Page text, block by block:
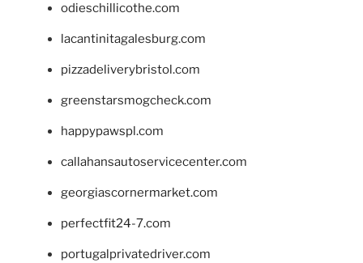
odieschillicothe.com
lacantinitagalesburg.com
pizzadeliverybristol.com
greenstarsmogcheck.com
happypawspl.com
callahansautoservicecenter.com
georgiascornermarket.com
perfectfit24-7.com
portugalprivatedriver.com